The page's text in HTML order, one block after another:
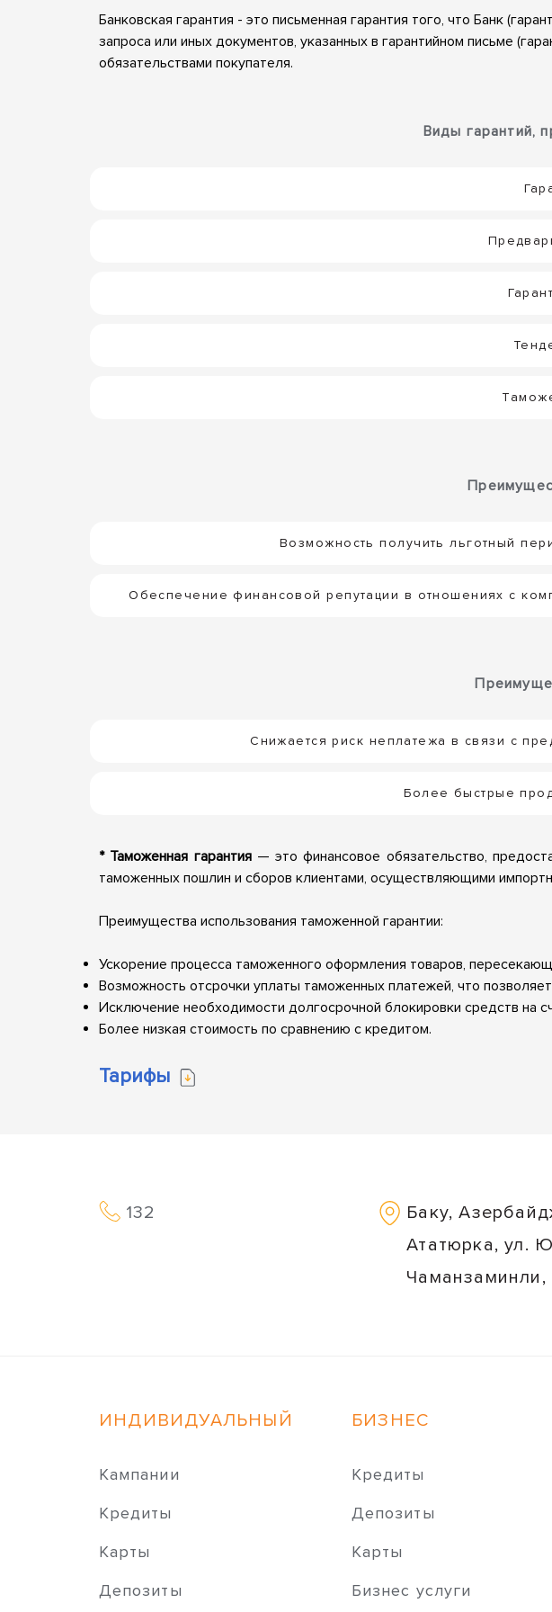
Банковская гарантия - это письменная гарантия того, что Банк
запроса или иных документов, указанных в гарантийном письме
обязательствами покупателя.
Виды гарантий,
Возможность получить льготный
Обеспечение финансовой репутации в отношениях с
Снижается риск неплатежа в связи с
Более быстрые
* Таможенная гарантия— это финансовое обязательство,
таможенных пошлин и сборов клиентами, осуществляющими
Преимущества использования таможенной гарантии:
Ускорение процесса таможенного оформления товаров,
Возможность отсрочки уплаты таможенных платежей, что
Исключение необходимости долгосрочной блокировки средств на
Более низкая стоимость по сравнению с кредитом.
Тарифы
132
Баку,
Ататюрка, ул.
Чаманзаминли,
ИНДИВИДУАЛЬНЫЙ
Кампании
Кредиты
Карты
Депозиты
БИЗНЕС
Кредиты
Депозиты
Карты
Бизнес услуги